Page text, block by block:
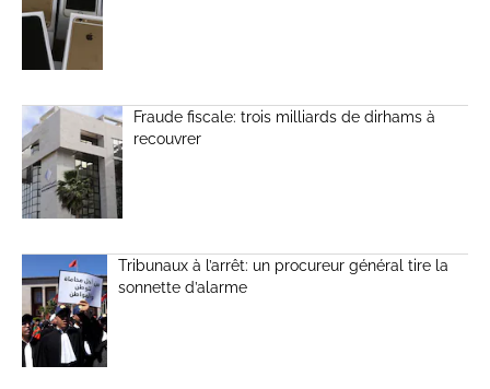
Fraude fiscale: trois milliards de dirhams à
recouvrer
Tribunaux à l’arrêt: un procureur général tire la
sonnette d’alarme